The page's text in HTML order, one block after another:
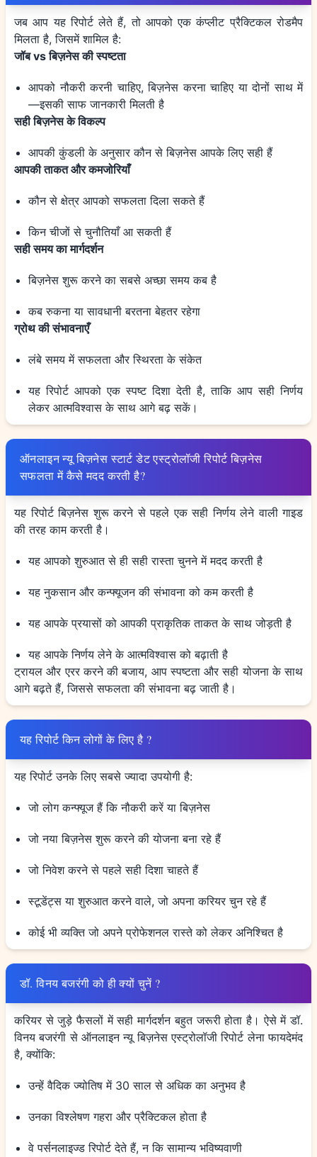
जब आप यह रिपोर्ट लेते हैं, तो आपको एक कंप्लीट प्रैक्टिकल रोडमैप
मिलता है, जिसमें शामिल है:
जॉब vs बिज़नेस की स्पष्टता
आपको नौकरी करनी चाहिए, बिज़नेस करना चाहिए या दोनों साथ में
—इसकी साफ जानकारी मिलती है
सही बिज़नेस के विकल्प
आपकी कुंडली के अनुसार कौन से बिज़नेस आपके लिए सही हैं
आपकी ताकत और कमजोरियाँ
कौन से क्षेत्र आपको सफलता दिला सकते हैं
किन चीजों से चुनौतियाँ आ सकती हैं
सही समय का मार्गदर्शन
बिज़नेस शुरू करने का सबसे अच्छा समय कब है
कब रुकना या सावधानी बरतना बेहतर रहेगा
ग्रोथ की संभावनाएँ
लंबे समय में सफलता और स्थिरता के संकेत
यह रिपोर्ट आपको एक स्पष्ट दिशा देती है, ताकि आप सही निर्णय
लेकर आत्मविश्वास के साथ आगे बढ़ सकें।
ऑनलाइन न्यू बिज़नेस स्टार्ट डेट एस्ट्रोलॉजी रिपोर्ट बिज़नेस
सफलता में कैसे मदद करती है?
यह रिपोर्ट बिज़नेस शुरू करने से पहले एक सही निर्णय लेने वाली गाइड
की तरह काम करती है।
यह आपको शुरुआत से ही सही रास्ता चुनने में मदद करती है
यह नुकसान और कन्फ्यूजन की संभावना को कम करती है
यह आपके प्रयासों को आपकी प्राकृतिक ताकत के साथ जोड़ती है
यह आपके निर्णय लेने के आत्मविश्वास को बढ़ाती है
ट्रायल और एरर करने की बजाय, आप स्पष्टता और सही योजना के साथ
आगे बढ़ते हैं, जिससे सफलता की संभावना बढ़ जाती है।
यह रिपोर्ट किन लोगों के लिए है ?
यह रिपोर्ट उनके लिए सबसे ज्यादा उपयोगी है:
जो लोग कन्फ्यूज हैं कि नौकरी करें या बिज़नेस
जो नया बिज़नेस शुरू करने की योजना बना रहे हैं
जो निवेश करने से पहले सही दिशा चाहते हैं
स्टूडेंट्स या शुरुआत करने वाले, जो अपना करियर चुन रहे हैं
कोई भी व्यक्ति जो अपने प्रोफेशनल रास्ते को लेकर अनिश्चित है
डॉ. विनय बजरंगी को ही क्यों चुनें ?
करियर से जुड़े फैसलों में सही मार्गदर्शन बहुत जरूरी होता है। ऐसे में डॉ.
विनय बजरंगी से ऑनलाइन न्यू बिज़नेस एस्ट्रोलॉजी रिपोर्ट लेना फायदेमंद
है, क्योंकि:
उन्हें वैदिक ज्योतिष में 30 साल से अधिक का अनुभव है
उनका विश्लेषण गहरा और प्रैक्टिकल होता है
वे पर्सनलाइज्ड रिपोर्ट देते हैं, न कि सामान्य भविष्यवाणी